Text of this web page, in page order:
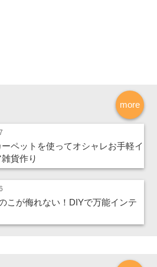
more
ペットを使ってオシャレお手軽イ
貨作り
こが侮れない！DIYで万能インテ